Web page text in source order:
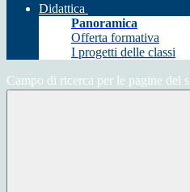
Didattica
Panoramica
Offerta formativa
I progetti delle classi
Campo di ricerca per le pagine del